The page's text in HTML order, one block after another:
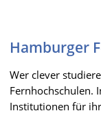
Hamburger
Wer clever
Fernhochschulen.
Institutionen für